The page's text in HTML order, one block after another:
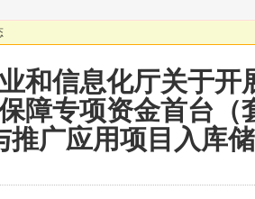
和信息化厅关于开
障专项资金首台（
推广应用项目入库